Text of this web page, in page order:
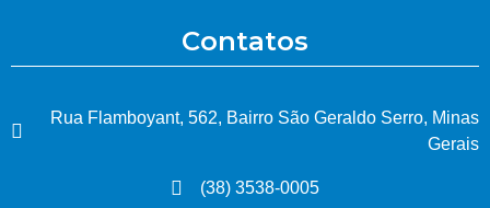
Contatos
Rua Flamboyant, 562, Bairro São Geraldo Serro, Minas
Gerais
(38) 3538-0005